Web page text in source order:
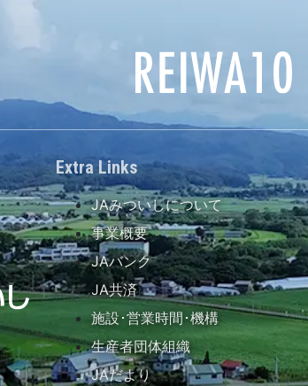
Extra Links
JAみついしについて
事業概要
JAバンク
JA共済
施設･営業時間･機構
生産者団体組織
JAだより